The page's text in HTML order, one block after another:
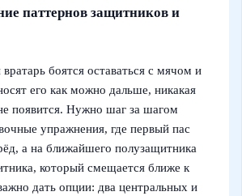
паттернов защитников и
боятся оставаться с мячом и
его как можно дальше, никакая
появится. Нужно шаг за шагом
упражнения, где первый пас
а на ближайшего полузащитника
который смещается ближе к
дать опции: два центральных и